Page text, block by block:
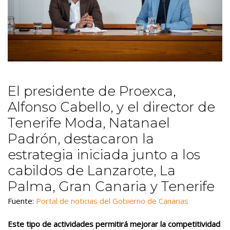
El presidente de Proexca,
Alfonso Cabello, y el director de
Tenerife Moda, Natanael
Padrón, destacaron la
estrategia iniciada junto a los
cabildos de Lanzarote, La
Palma, Gran Canaria y Tenerife
Fuente: Portal de noticias del Gobierno de Canarias
Este tipo de actividades permitirá mejorar la competitividad